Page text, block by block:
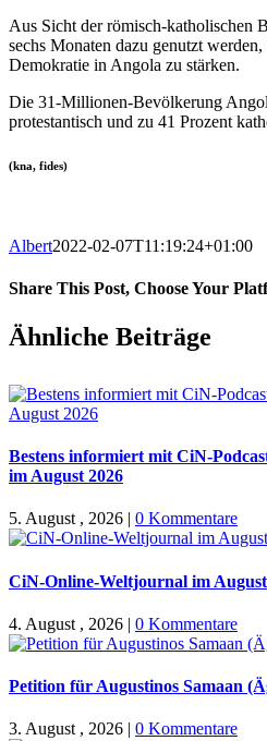
Aus Sicht der römisch-katholischen
sechs Monaten dazu genutzt
Demokratie in Angola zu stärken.
Die 31-Millionen-Bevölkerung
protestantisch und zu 41 Prozent
(kna, fides)
Albert2022-02-07T11:19:24+01:00
Share This Post, Choose Your
Facebook
X
WhatsApp
Pinterest
E-
Mail
Ähnliche Beiträge
Bestens informiert mit CiN-
im August 2026
5. August , 2026 | 0 Kommentare
CiN-Online-Weltjournal im
4. August , 2026 | 0 Kommentare
Petition für Augustinos Samaan
3. August , 2026 | 0 Kommentare